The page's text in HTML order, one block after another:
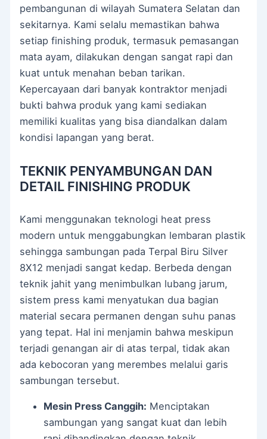
pembangunan di wilayah Sumatera Selatan dan
sekitarnya. Kami selalu memastikan bahwa
setiap finishing produk, termasuk pemasangan
mata ayam, dilakukan dengan sangat rapi dan
kuat untuk menahan beban tarikan.
Kepercayaan dari banyak kontraktor menjadi
bukti bahwa produk yang kami sediakan
memiliki kualitas yang bisa diandalkan dalam
kondisi lapangan yang berat.
TEKNIK PENYAMBUNGAN DAN
DETAIL FINISHING PRODUK
Kami menggunakan teknologi heat press
modern untuk menggabungkan lembaran plastik
sehingga sambungan pada Terpal Biru Silver
8X12 menjadi sangat kedap. Berbeda dengan
teknik jahit yang menimbulkan lubang jarum,
sistem press kami menyatukan dua bagian
material secara permanen dengan suhu panas
yang tepat. Hal ini menjamin bahwa meskipun
terjadi genangan air di atas terpal, tidak akan
ada kebocoran yang merembes melalui garis
sambungan tersebut.
Mesin Press Canggih: Menciptakan
sambungan yang sangat kuat dan lebih